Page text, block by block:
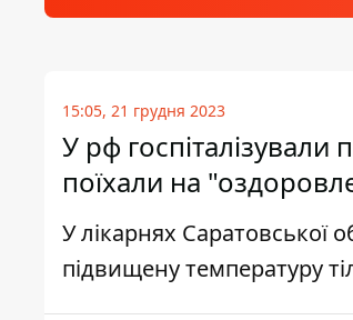
15:05, 21 грудня 2023
У рф госпіталізували
поїхали на
У лікарнях Саратовської
підвищену температуру